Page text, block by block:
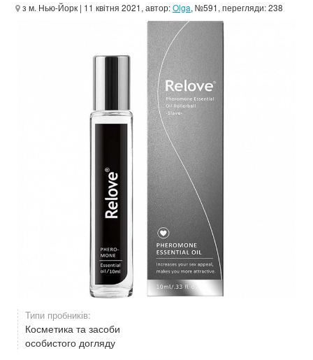
з м. Нью-Йорк | 11 квітня 2021, автор:Olga, №591, перегляди: 238
Типи пробників:
Косметика та засоби
особистого догляду